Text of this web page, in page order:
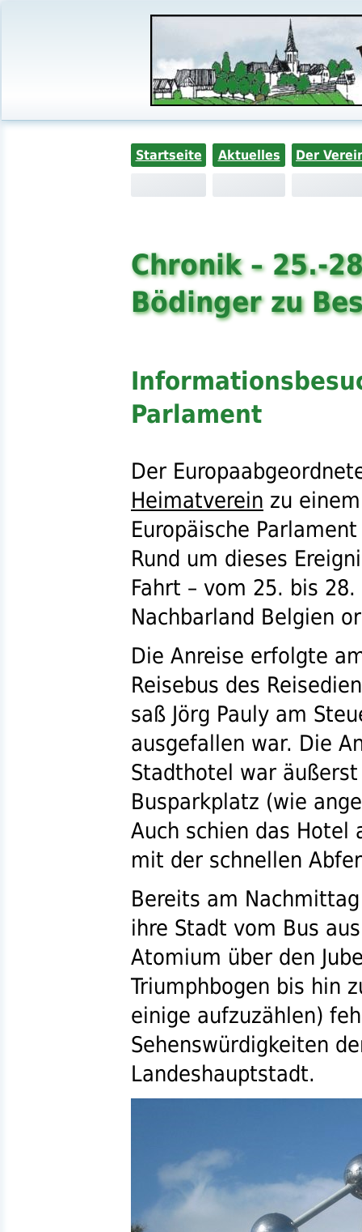
Startseite Aktuelles Der
Chronik – 25.-
Bödinger zu
Parlament
Der
Heimatverein zu
Europäische
Rund um dieses
Fahrt – vom 25. bis
Nachbarland Belgien
Die Anreise erfolgte
Reisebus des
saß Jörg Pauly am
ausgefallen war. Die
Stadthotel war
Busparkplatz (wie
Auch schien das
mit der schnellen
Bereits am
ihre Stadt vom Bus
Atomium über den
Triumphbogen bis hin
einige aufzuzählen)
Sehenswürdigkeiten
Landeshauptstadt.